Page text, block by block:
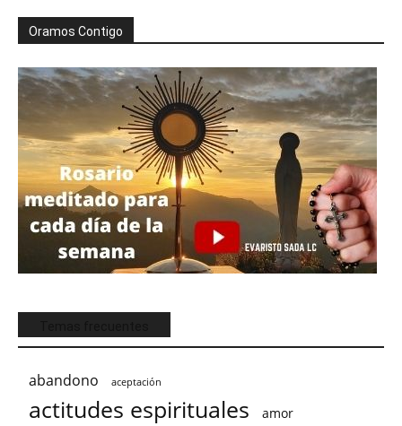
Oramos Contigo
abandono aceptación
actitudes espirituales amor